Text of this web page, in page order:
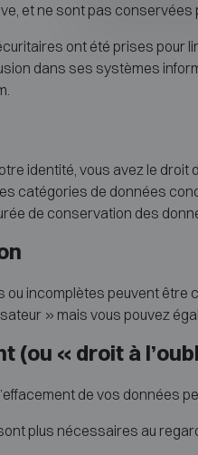
et ne sont pas
ont été prises pour
dans ses systèmes
identité, vous avez le
catégories de données
de conservation des
incomplètes peuvent être
» mais vous pouvez
(ou « droit à
de vos données
plus nécessaires au